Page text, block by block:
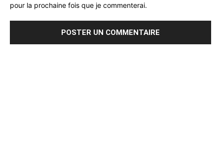
pour la prochaine fois que je commenterai.